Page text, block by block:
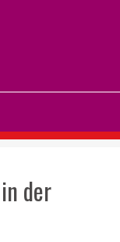
der